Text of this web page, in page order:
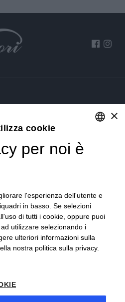
×
cookie
per noi è
l'esperienza dell'utente e
in basso. Se selezioni
di tutti i cookie, oppure puoi
utilizzare selezionando i
ulteriori informazioni sulla
nostra politica sulla privacy.